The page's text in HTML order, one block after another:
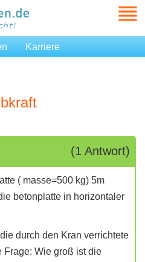
Karriere
(1 Antwort)
( masse=500 kg) 5m
betonplatte in horizontaler
durch den Kran verrichtete
Frage: Wie groß ist die